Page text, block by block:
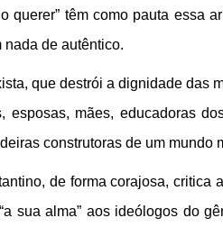
querer” têm como pauta essa
nada de autêntico.
que destrói a dignidade das
mães, educadoras
construtoras de um mundo
de forma corajosa, critica
sua alma” aos ideólogos do